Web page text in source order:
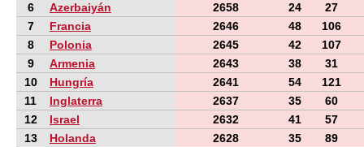
6
Azerbaiyán 2658 24
27
7
Francia 2646 48
106
8
Polonia 2645 42
107
9
Armenia 2643 38
31
10
Hungría 2641 54
121
11
Inglaterra 2637 35
60
12
Israel 2632 41
57
13
Holanda 2628 35
89